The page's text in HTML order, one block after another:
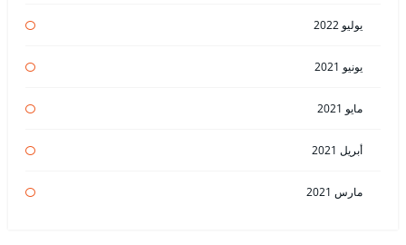
يوليو 2022
يونيو 2021
مايو 2021
أبريل 2021
مارس 2021